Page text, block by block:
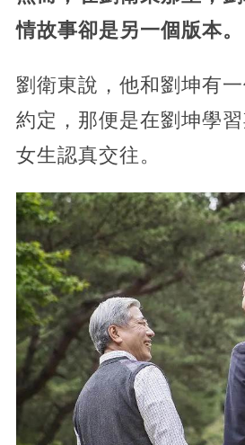
情故事卻是另一個版本。
劉衛東說，他和劉坤有
約定，那便是在劉坤學
女生認真交往。